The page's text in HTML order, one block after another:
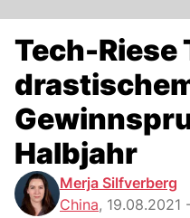
Tech-Riese
Halbjahr
Merja Silfverberg
China, 19.08.2021